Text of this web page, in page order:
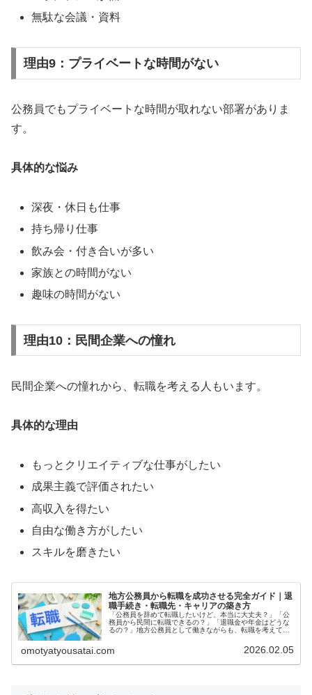
無駄な会議・資料
理由9：プライベートな時間がない
公務員でもプライベートな時間が取れない部署がありま
す。
具体的な悩み
深夜・休日も仕事
持ち帰り仕事
飲み会・付き合いが多い
家族との時間がない
趣味の時間がない
理由10：民間企業への憧れ
民間企業への憧れから、転職を考える人もいます。
具体的な理由
もっとクリエイティブな仕事がしたい
成果主義で評価されたい
高収入を得たい
自由な働き方がしたい
スキルを磨きたい
地方公務員から転職を成功させる完全ガイド｜退
職手続き・転職先・キャリアの築き方
「公務員を辞めて転職したいけど、本当に大丈夫？」「公
務員から民間に転職できるの？」「退職金や年金はどうな
るの？」地方公務員として働きながらも、転職を考えてい
omotyatyousatai.com 2026.02.05